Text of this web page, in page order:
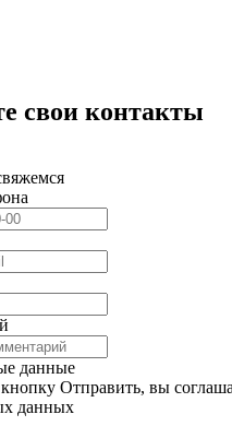
свои контакты
данные
Отправить, вы
данных